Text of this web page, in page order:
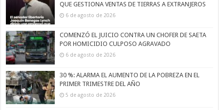
QUE GESTIONA VENTAS DE TIERRAS A EXTRANJEROS
6 de agosto de 2026
COMENZÓ EL JUICIO CONTRA UN CHOFER DE SAETA
POR HOMICIDIO CULPOSO AGRAVADO
6 de agosto de 2026
30 %: ALARMA EL AUMENTO DE LA POBREZA EN EL
PRIMER TRIMESTRE DEL AÑO
5 de agosto de 2026